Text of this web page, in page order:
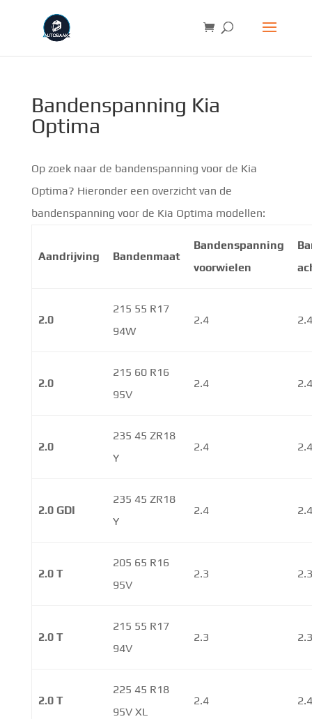
Bandenspanning Kia
Optima
Op zoek naar de bandenspanning voor de Kia
Optima? Hieronder een overzicht van de
bandenspanning voor de Kia Optima modellen:
Aandrijving Bandenmaat
Bandenspanning
voorwielen
2.0
215 55 R17
94W
2.4
2.0
215 60 R16
95V
2.4
2.0
235 45 ZR18
Y
2.4
2.0 GDI
235 45 ZR18
Y
2.4
2.0 T
205 65 R16
95V
2.3
2.0 T
215 55 R17
94V
2.3
2.0 T
225 45 R18
95V XL
2.4